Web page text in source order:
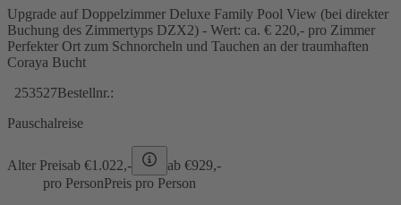
Upgrade auf Doppelzimmer Deluxe Family Pool View (bei direkter
Buchung des Zimmertyps DZX2) - Wert: ca. € 220,- pro Zimmer
Perfekter Ort zum Schnorcheln und Tauchen an der traumhaften
Coraya Bucht
253527Bestellnr.:
Pauschalreise
Alter Preisab €1.022,- ab €929,-
pro PersonPreis pro Person